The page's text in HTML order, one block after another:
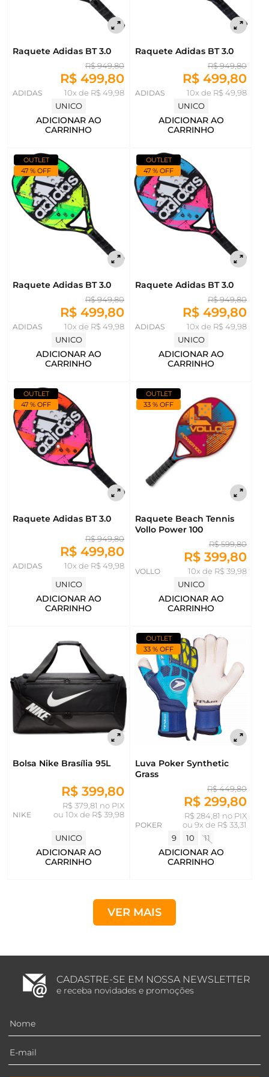
Raquete Adidas BT 3.0
R$ 949,80
R$ 499,80
10x de R$ 49,98
ADIDAS
UNICO
ADICIONAR AO
CARRINHO
Raquete Adidas BT 3.0
R$ 949,80
R$ 499,80
10x de R$ 49,98
ADIDAS
UNICO
ADICIONAR AO
CARRINHO
OUTLET
47 % OFF
Raquete Adidas BT 3.0
R$ 949,80
R$ 499,80
10x de R$ 49,98
ADIDAS
UNICO
ADICIONAR AO
CARRINHO
OUTLET
47 % OFF
Raquete Adidas BT 3.0
R$ 949,80
R$ 499,80
10x de R$ 49,98
ADIDAS
UNICO
ADICIONAR AO
CARRINHO
OUTLET
47 % OFF
Raquete Adidas BT 3.0
R$ 949,80
R$ 499,80
10x de R$ 49,98
ADIDAS
UNICO
ADICIONAR AO
CARRINHO
OUTLET
33 % OFF
Raquete Beach Tennis
Vollo Power 100
R$ 599,80
R$ 399,80
10x de R$ 39,98
VOLLO
UNICO
ADICIONAR AO
CARRINHO
Bolsa Nike Brasília 95L
R$ 399,80
R$ 379,81 no PIX
ou 10x de R$ 39,98
NIKE
UNICO
ADICIONAR AO
CARRINHO
OUTLET
33 % OFF
Luva Poker Synthetic
Grass
R$ 449,80
R$ 299,80
R$ 284,81 no PIX
ou 9x de R$ 33,31
POKER
9
10 11
ADICIONAR AO
CARRINHO
VER MAIS
CADASTRE-SE EM NOSSA NEWSLETTER
e receba novidades e promoções